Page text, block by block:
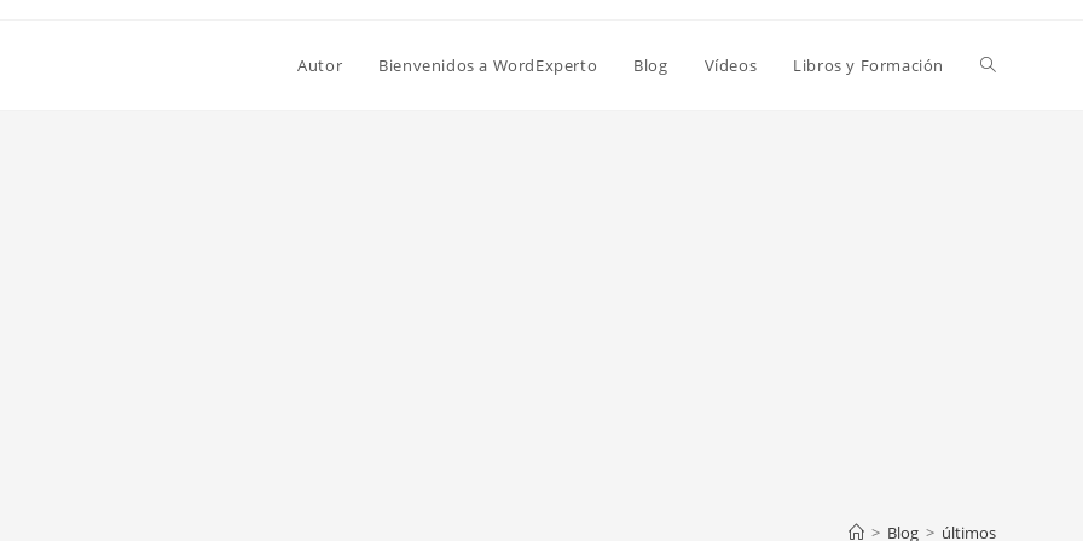
Autor Bienvenidos a WordExperto Blog Vídeos Libros y Formación Alternar
> Blog > últimos